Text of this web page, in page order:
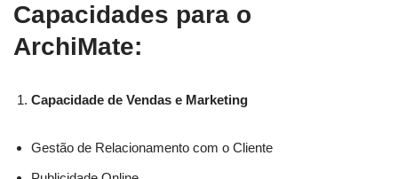
Capacidades para o
ArchiMate:
Capacidade de Vendas e Marketing
Gestão de Relacionamento com o Cliente